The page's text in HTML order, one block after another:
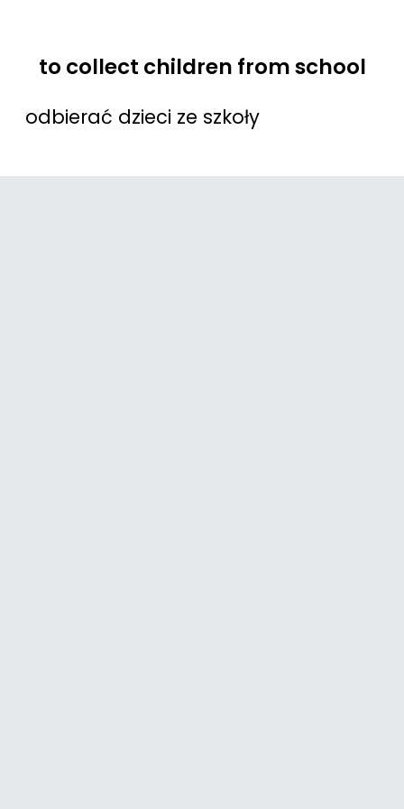
to collect children from school
odbierać dzieci ze szkoły